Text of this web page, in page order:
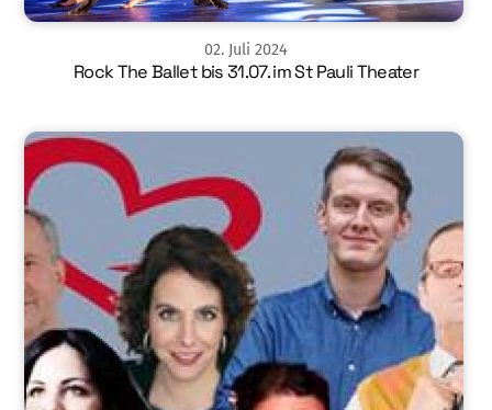
02. Juli 2024
Rock The Ballet bis 31.07. im St Pauli Theater